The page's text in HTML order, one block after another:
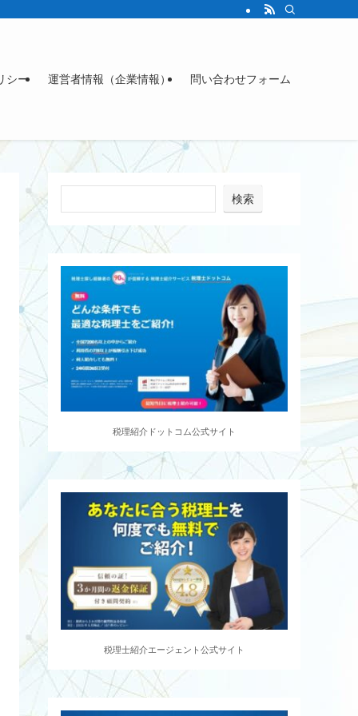
シー 運営者情報（企業情報） 問い合わせフォーム
検索
税理紹介ドットコム公式サイト
税理士紹介エージェント公式サイト